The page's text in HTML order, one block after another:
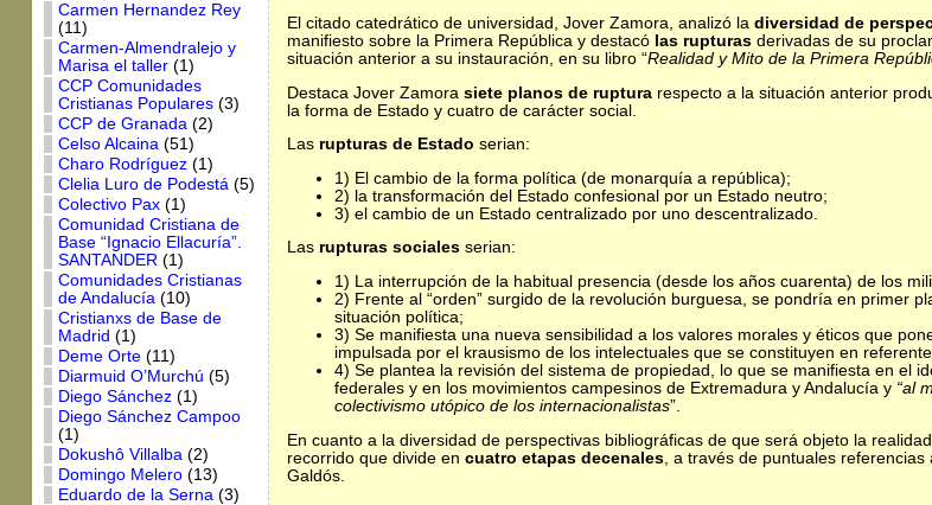
Carmen Hernandez Rey
(11)
Carmen-Almendralejo y
Marisa el taller(1)
CCP Comunidades
Cristianas Populares(3)
CCP de Granada(2)
Celso Alcaina(51)
Charo Rodríguez(1)
Clelia Luro de Podestá(5)
Colectivo Pax(1)
Comunidad Cristiana de
Base “Ignacio Ellacuría”.
SANTANDER(1)
Comunidades Cristianas
de Andalucía(10)
Cristianxs de Base de
Madrid (1)
Deme Orte(11)
Diarmuid O’Murchú (5)
Diego Sánchez(1)
Diego Sánchez Campoo
(1)
Dokushô Villalba(2)
Domingo Melero(13)
Eduardo de la Serna(3)
El citado catedrático de universidad, Jover Zamora, analizó la diversidad de
manifiesto sobre la Primera República y destacó las rupturasderivadas de su
situación anterior a su instauración, en su libro “Realidad y Mito de la Primera
Destaca Jover Zamora siete planos de rupturarespecto a la situación anterior
la forma de Estado y cuatro de carácter social.
Las rupturas de Estado serian:
1) El cambio de la forma política (de monarquía a república);
2) la transformación del Estado confesional por un Estado neutro;
3) el cambio de un Estado centralizado por uno descentralizado.
Las rupturas socialesserian:
1) La interrupción de la habitual presencia (desde los años cuarenta) de los
2) Frente al “orden” surgido de la revolución burguesa, se pondría en primer
situación política;
3) Se manifiesta una nueva sensibilidad a los valores morales y éticos que
impulsada por el krausismo de los intelectuales que se constituyen en
4) Se plantea la revisión del sistema de propiedad, lo que se manifiesta en el
federales y en los movimientos campesinos de Extremadura y Andalucía y “al
colectivismo utópico de los internacionalistas”.
En cuanto a la diversidad de perspectivas bibliográficas de que será objeto la
recorrido que divide en cuatro etapas decenales, a través de puntuales
Galdós.